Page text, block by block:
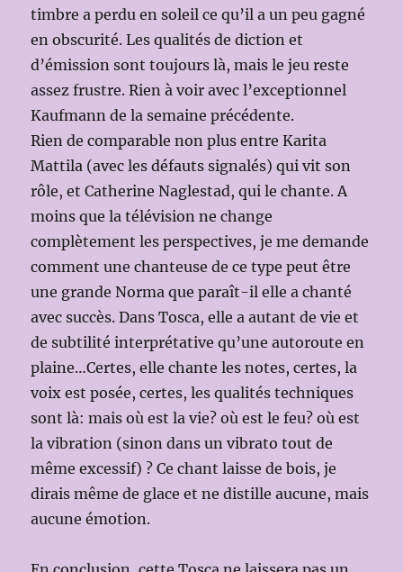
timbre a perdu en soleil ce qu’il a un peu gagné
en obscurité. Les qualités de diction et
d’émission sont toujours là, mais le jeu reste
assez frustre. Rien à voir avec l’exceptionnel
Kaufmann de la semaine précédente.
Rien de comparable non plus entre Karita
Mattila (avec les défauts signalés) qui vit son
rôle, et Catherine Naglestad, qui le chante. A
moins que la télévision ne change
complètement les perspectives, je me demande
comment une chanteuse de ce type peut être
une grande Norma que paraît-il elle a chanté
avec succès. Dans Tosca, elle a autant de vie et
de subtilité interprétative qu’une autoroute en
plaine…Certes, elle chante les notes, certes, la
voix est posée, certes, les qualités techniques
sont là: mais où est la vie? où est le feu? où est
la vibration (sinon dans un vibrato tout de
même excessif) ? Ce chant laisse de bois, je
dirais même de glace et ne distille aucune, mais
aucune émotion.